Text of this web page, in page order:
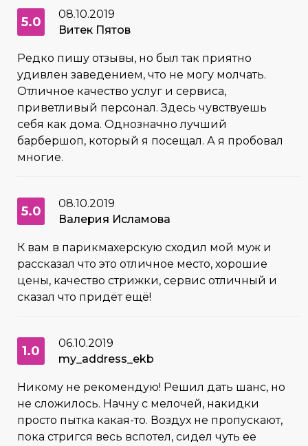
5.0
08.10.2019
Витек Пятов
Редко пишу отзывы, но был так приятно
удивлен заведением, что не могу молчать.
Отличное качество услуг и сервиса,
приветливый персонал. Здесь чувствуешь
себя как дома. Однозначно лучший
барбершоп, который я посещал. А я пробовал
многие.
5.0
08.10.2019
Валерия Исламова
К вам в парикмахерскую сходил мой муж и
рассказал что это отличное место, хорошие
цены, качество стрижки, сервис отличный и
сказал что придёт ещё!
1.0
06.10.2019
my_address_ekb
Никому не рекомендую! Решил дать шанс, но
не сложилось. Начну с мелочей, накидки
просто пытка какая-то. Воздух не пропускают,
пока стригся весь вспотел, сидел чуть ее